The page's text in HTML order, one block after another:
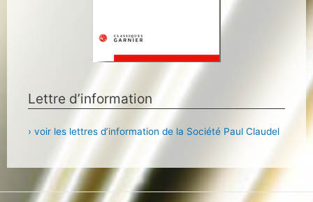
Lettre d’information
› voir les lettres d’information de la Société Paul Claudel